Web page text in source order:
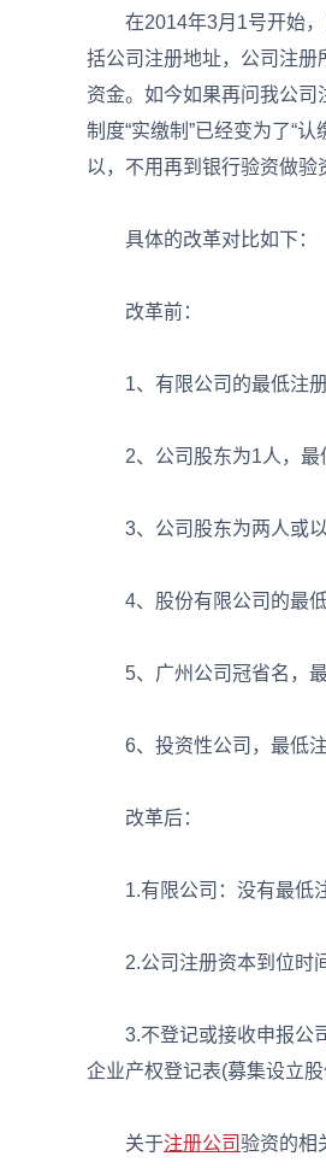
在2014年3月1号开始，
括公司注册地址，公司注
资金。如今如果再问我公
制度“实缴制”已经变为了“
以，不用再到银行验资做验
具体的改革对比如下：
改革前：
1、有限公司的最低注册
2、公司股东为1人，最
3、公司股东为两人或以
4、股份有限公司的最低
5、广州公司冠省名，最
6、投资性公司，最低注
改革后：
1.有限公司：没有最低注
2.公司注册资本到位时间
3.不登记或接收申报公司
企业产权登记表(募集设立股
关于注册公司验资的相